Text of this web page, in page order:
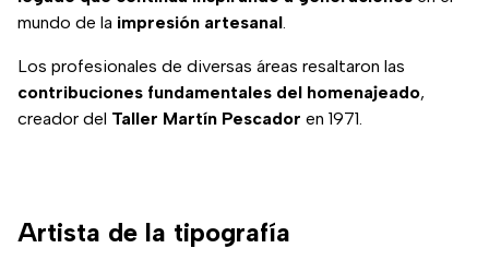
mundo de la impresión artesanal.
Los profesionales de diversas áreas resaltaron las
contribuciones fundamentales del homenajeado,
creador del Taller Martín Pescador en 1971.
Artista de la tipografía